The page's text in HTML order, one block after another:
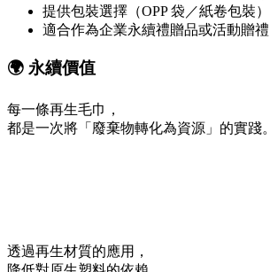
提供包裝選擇（OPP 袋／紙卷包裝）
適合作為企業永續禮贈品或活動贈禮
🌍 永續價值
每一條再生毛巾，
都是一次將「廢棄物轉化為資源」的實踐。
透過再生材質的應用，